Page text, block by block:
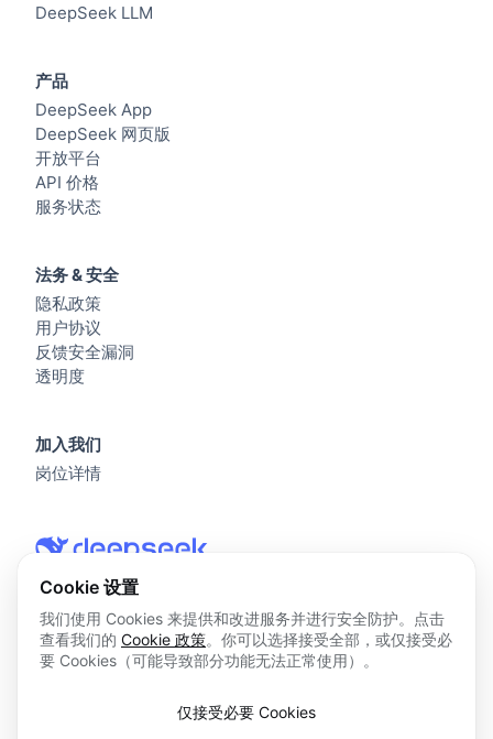
© 2026 杭州深度求索人工智能基础技术研究有限公司 版权所
浙ICP备2023025841号
DeepSeek LLM
产品
DeepSeek App
DeepSeek 网页版
开放平台
API 价格
服务状态
法务 & 安全
隐私政策
用户协议
反馈安全漏洞
透明度
加入我们
岗位详情
Cookie 设置
我们使用 Cookies 来提供和改进服务并进行安全防护。点击
查看我们的 Cookie 政策。你可以选择接受全部，或仅接受必
要 Cookies（可能导致部分功能无法正常使用）。
仅接受必要 Cookies